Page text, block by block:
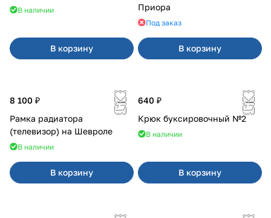
В наличии
В корзину
Приора
Под заказ
В корзину
8 100 ₽
Рамка радиатора
(телевизор) на Шевроле
В наличии
В корзину
640 ₽
Крюк буксировочный №2
В наличии
В корзину